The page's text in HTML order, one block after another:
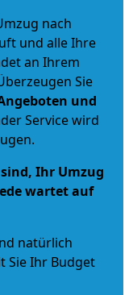
nach
und alle Ihre
an Ihrem
Sie
und
Service wird
Ihr Umzug
wartet auf
natürlich
Sie Ihr Budget